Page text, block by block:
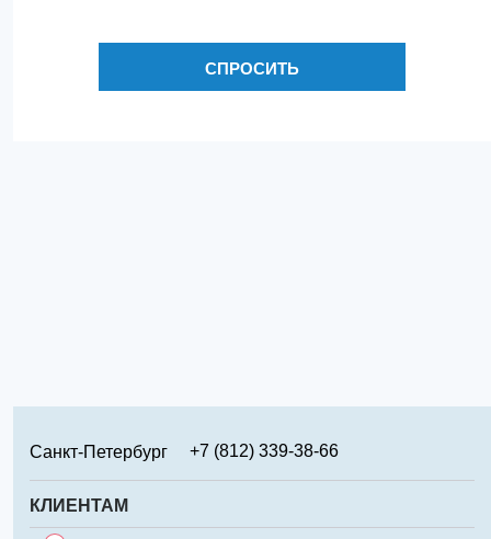
СПРОСИТЬ
Санкт-Петербург
+7 (812) 339-38-66
Москва
+7 (499) 346-65-02
КЛИЕНТАМ
Сервис